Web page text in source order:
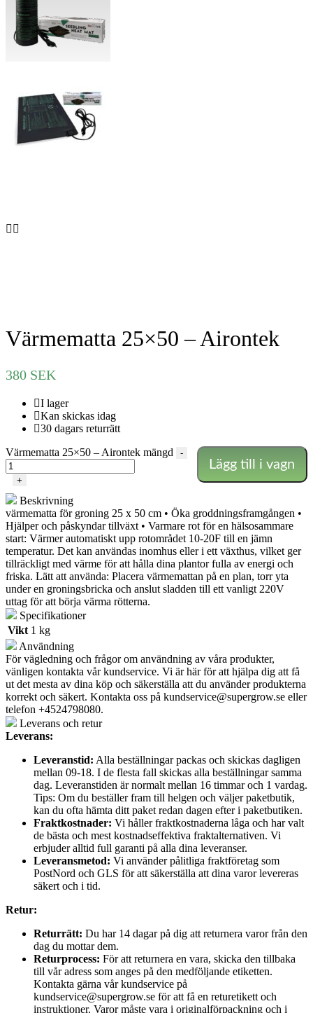
Värmematta 25×50 – Airontek
380 SEK
I lager
Kan skickas idag
30 dagars returrätt
Värmematta 25×50 – Airontek mängd
-
+
Lägg till i vagn
Beskrivning
värmematta för groning 25 x 50 cm • Öka groddningsframgången •
Hjälper och påskyndar tillväxt • Varmare rot för en hälsosammare
start: Värmer automatiskt upp rotområdet 10-20F till en jämn
temperatur. Det kan användas inomhus eller i ett växthus, vilket ger
tillräckligt med värme för att hålla dina plantor fulla av energi och
friska. Lätt att använda: Placera värmemattan på en plan, torr yta
under en groningsbricka och anslut sladden till ett vanligt 220V
uttag för att börja värma rötterna.
Specifikationer
Vikt 1 kg
Användning
För vägledning och frågor om användning av våra produkter,
vänligen kontakta vår kundservice. Vi är här för att hjälpa dig att få
ut det mesta av dina köp och säkerställa att du använder produkterna
korrekt och säkert. Kontakta oss på kundservice@supergrow.se eller
telefon +4524798080.
Leverans och retur
Leverans:
Leveranstid: Alla beställningar packas och skickas dagligen
mellan 09-18. I de flesta fall skickas alla beställningar samma
dag. Leveranstiden är normalt mellan 16 timmar och 1 vardag.
Tips: Om du beställer fram till helgen och väljer paketbutik,
kan du ofta hämta ditt paket redan dagen efter i paketbutiken.
Fraktkostnader: Vi håller fraktkostnaderna låga och har valt
de bästa och mest kostnadseffektiva fraktalternativen. Vi
erbjuder alltid full garanti på alla dina leveranser.
Leveransmetod: Vi använder pålitliga fraktföretag som
PostNord och GLS för att säkerställa att dina varor levereras
säkert och i tid.
Retur:
Returrätt: Du har 14 dagar på dig att returnera varor från den
dag du mottar dem.
Returprocess: För att returnera en vara, skicka den tillbaka
till vår adress som anges på den medföljande etiketten.
Kontakta gärna vår kundservice på
kundservice@supergrow.se för att få en returetikett och
instruktioner. Varor måste vara i originalförpackning och i